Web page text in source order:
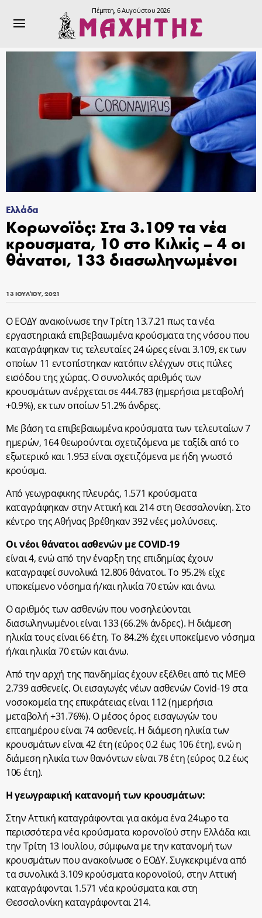
Πέμπτη, 6 Αυγούστου 2026
Ελλάδα
Κορωνοϊός: Στα 3.109 τα νέα
κρουσματα, 10 στο Κιλκίς – 4 οι
θάνατοι, 133 διασωληνωμένοι
13 ΙΟΥΛΊΟΥ, 2021
Ο ΕΟΔΥ ανακοίνωσε την Τρίτη 13.7.21 πως τα νέα
εργαστηριακά επιβεβαιωμένα κρούσματα της νόσου που
καταγράφηκαν τις τελευταίες 24 ώρες είναι 3.109, εκ των
οποίων 11 εντοπίστηκαν κατόπιν ελέγχων στις πύλες
εισόδου της χώρας. Ο συνολικός αριθμός των
κρουσμάτων ανέρχεται σε 444.783 (ημερήσια μεταβολή
+0.9%), εκ των οποίων 51.2% άνδρες.
Με βάση τα επιβεβαιωμένα κρούσματα των τελευταίων 7
ημερών, 164 θεωρούνται σχετιζόμενα με ταξίδι από το
εξωτερικό και 1.953 είναι σχετιζόμενα με ήδη γνωστό
κρούσμα.
Από γεωγραφικης πλευράς, 1.571 κρούσματα
καταγράφηκαν στην Αττική και 214 στη Θεσσαλονίκη. Στο
κέντρο της Αθήνας βρέθηκαν 392 νέες μολύνσεις.
Οι νέοι θάνατοι ασθενών με COVID-19
είναι 4, ενώ από την έναρξη της επιδημίας έχουν
καταγραφεί συνολικά 12.806 θάνατοι. Το 95.2% είχε
υποκείμενο νόσημα ή/και ηλικία 70 ετών και άνω.
Ο αριθμός των ασθενών που νοσηλεύονται
διασωληνωμένοι είναι 133 (66.2% άνδρες). Η διάμεση
ηλικία τους είναι 66 έτη. To 84.2% έχει υποκείμενο νόσημα
ή/και ηλικία 70 ετών και άνω.
Από την αρχή της πανδημίας έχουν εξέλθει από τις ΜΕΘ
2.739 ασθενείς. Οι εισαγωγές νέων ασθενών Covid-19 στα
νοσοκομεία της επικράτειας είναι 112 (ημερήσια
μεταβολή +31.76%). Ο μέσος όρος εισαγωγών του
επταημέρου είναι 74 ασθενείς. Η διάμεση ηλικία των
κρουσμάτων είναι 42 έτη (εύρος 0.2 έως 106 έτη), ενώ η
διάμεση ηλικία των θανόντων είναι 78 έτη (εύρος 0.2 έως
106 έτη).
Η γεωγραφική κατανομή των κρουσμάτων:
Στην Αττική καταγράφονται για ακόμα ένα 24ωρο τα
περισσότερα νέα κρούσματα κορονοϊού στην Ελλάδα και
την Τρίτη 13 Ιουλίου, σύμφωνα με την κατανομή των
κρουσμάτων που ανακοίνωσε ο ΕΟΔΥ. Συγκεκριμένα από
τα συνολικά 3.109 κρούσματα κορονοϊού, στην Αττική
καταγράφονται 1.571 νέα κρούσματα και στη
Θεσσαλονίκη καταγράφονται 214.